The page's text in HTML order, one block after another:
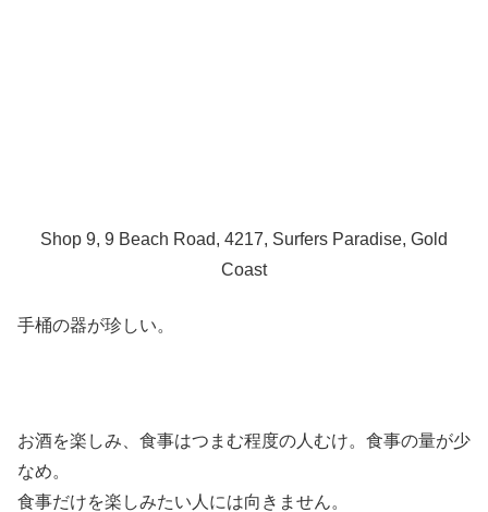
Shop 9, 9 Beach Road, 4217, Surfers Paradise, Gold
Coast
手桶の器が珍しい。
お酒を楽しみ、食事はつまむ程度の人むけ。食事の量が少
なめ。
食事だけを楽しみたい人には向きません。